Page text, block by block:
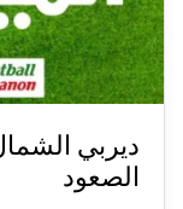
الصعود